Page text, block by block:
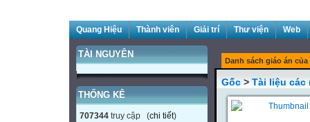
Quang Hiệu Thành viên Giải trí Thư viện Web
TÀI NGUYÊN
THỐNG KÊ
707344 truy cập (chi tiết)
Danh sách giáo án
Gốc > Tài liệu các